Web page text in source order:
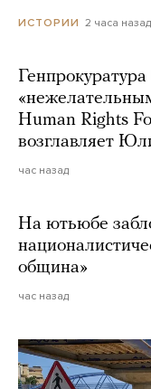
ИСТОРИИ 2 часа назад
Human Rights
возглавляет
час назад
На ютьюбе
община»
час назад